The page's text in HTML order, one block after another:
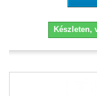
Készleten,